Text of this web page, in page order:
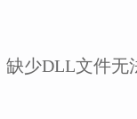
缺少DLL文件无